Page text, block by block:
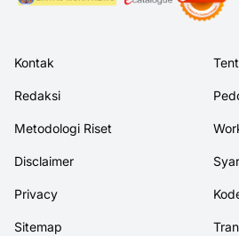
Kontak
Redaksi
Metodologi Riset
Disclaimer
Privacy
Sitemap